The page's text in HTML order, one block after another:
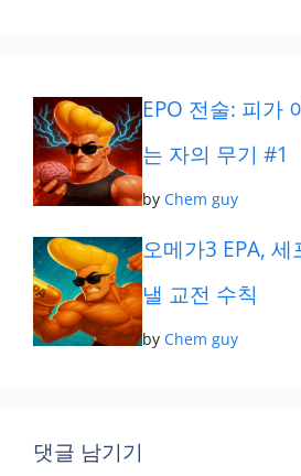
EPO 전술: 피가
는 자의 무기 #1
byChem guy
오메가3 EPA,
낼 교전 수칙
byChem guy
댓글 남기기